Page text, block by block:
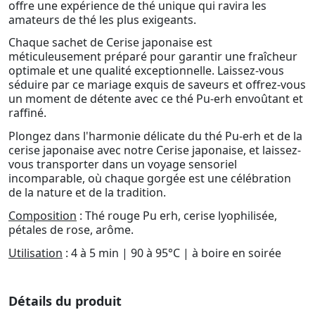
offre une expérience de thé unique qui ravira les
amateurs de thé les plus exigeants.
Chaque sachet de Cerise japonaise est
méticuleusement préparé pour garantir une fraîcheur
optimale et une qualité exceptionnelle. Laissez-vous
séduire par ce mariage exquis de saveurs et offrez-vous
un moment de détente avec ce thé Pu-erh envoûtant et
raffiné.
Plongez dans l'harmonie délicate du thé Pu-erh et de la
cerise japonaise avec notre Cerise japonaise, et laissez-
vous transporter dans un voyage sensoriel
incomparable, où chaque gorgée est une célébration
de la nature et de la tradition.
Composition : Thé rouge Pu erh, cerise lyophilisée,
pétales de rose, arôme.
Utilisation : 4 à 5 min | 90 à 95°C | à boire en soirée
Détails du produit